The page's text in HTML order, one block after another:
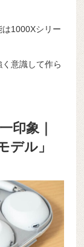
1000Xシリー
意識して作ら
印象｜
デル」